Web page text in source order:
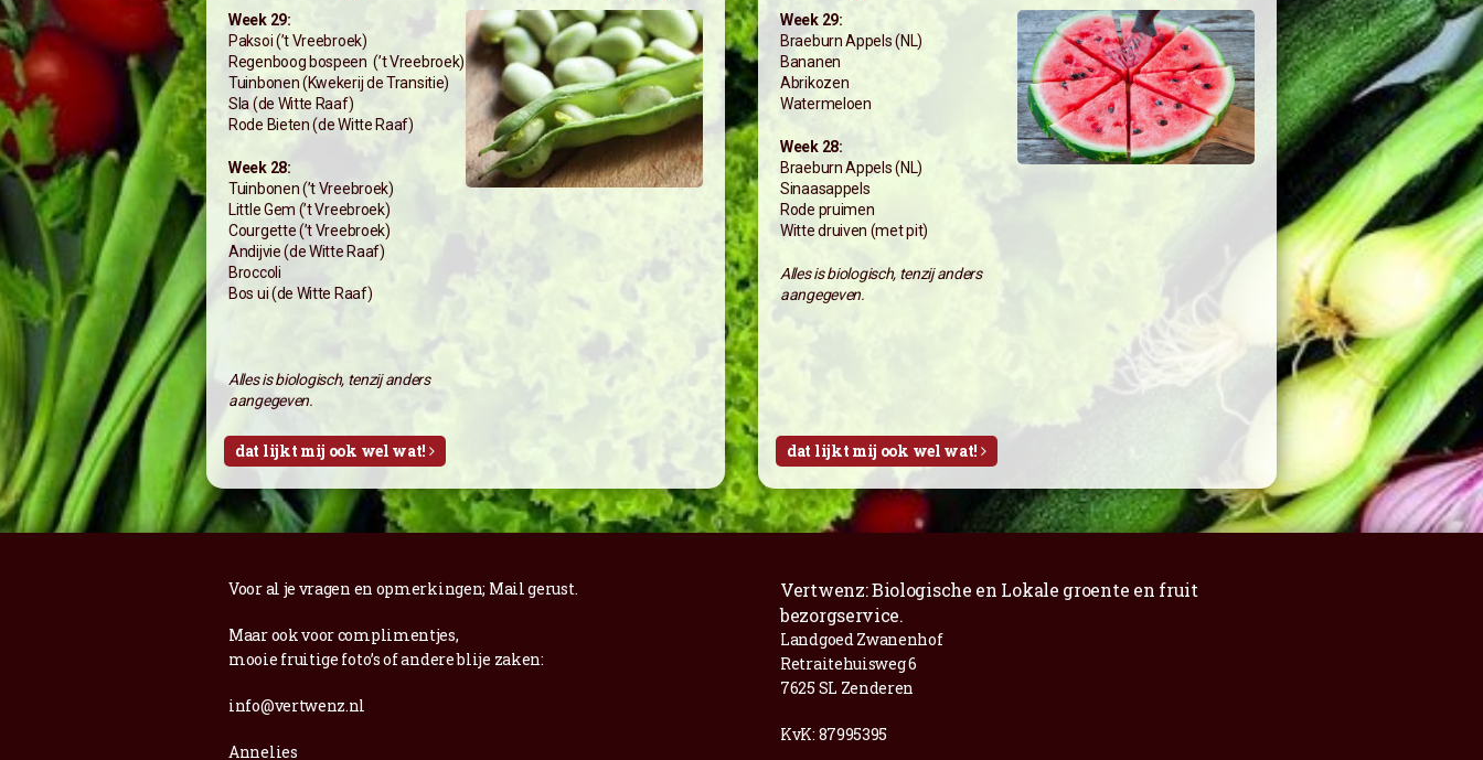
Week 29:
Paksoi (’t Vreebroek)
Regenboog bospeen (’t Vreebroek)
Tuinbonen (Kwekerij de Transitie)
Sla (de Witte Raaf)
Rode Bieten (de Witte Raaf)
Week 28:
Tuinbonen (’t Vreebroek)
Little Gem (’t Vreebroek)
Courgette (’t Vreebroek)
Andijvie (de Witte Raaf)
Broccoli
Bos ui (de Witte Raaf)
Alles is biologisch, tenzij anders
aangegeven.
dat lijkt mij ook wel wat!
Week 29:
Braeburn Appels (NL)
Bananen
Abrikozen
Watermeloen
Week 28:
Braeburn Appels (NL)
Sinaasappels
Rode pruimen
Witte druiven (met pit)
Alles is biologisch, tenzij anders
aangegeven.
dat lijkt mij ook wel wat!
Voor al je vragen en opmerkingen; Mailgerust.
Maar ook voor complimentjes,
mooie fruitige foto’s of andere blije zaken:
info@vertwenz.nl
Annelies
Vertwenz: Biologische en Lokale groente en fruit
bezorgservice.
Landgoed Zwanenhof
Retraitehuisweg 6
7625 SL Zenderen
KvK: 87995395